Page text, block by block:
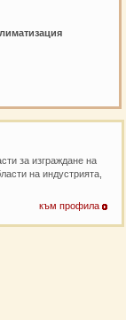
за изграждане на
на индустрията,
към профила